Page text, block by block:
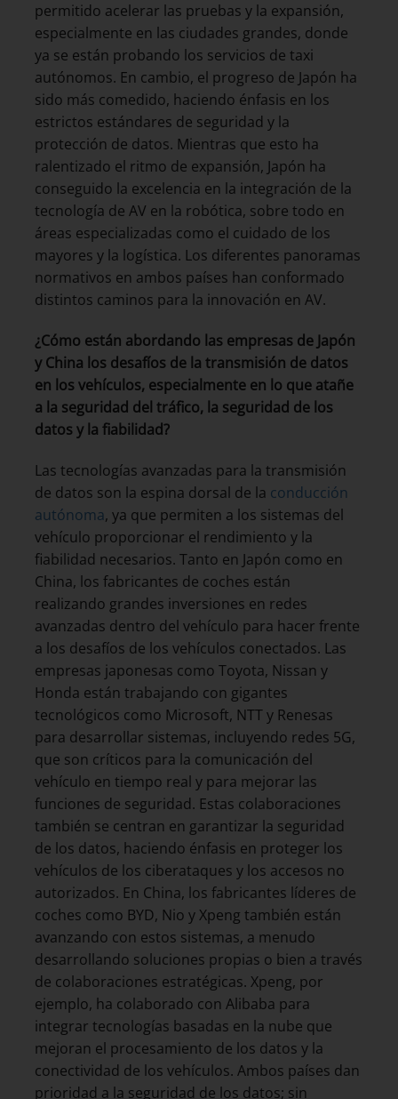
permitido acelerar las pruebas y la expansión,
especialmente en las ciudades grandes, donde
ya se están probando los servicios de taxi
autónomos. En cambio, el progreso de Japón ha
sido más comedido, haciendo énfasis en los
estrictos estándares de seguridad y la
protección de datos. Mientras que esto ha
ralentizado el ritmo de expansión, Japón ha
conseguido la excelencia en la integración de la
tecnología de AV en la robótica, sobre todo en
áreas especializadas como el cuidado de los
mayores y la logística. Los diferentes panoramas
normativos en ambos países han conformado
distintos caminos para la innovación en AV.
¿Cómo están abordando las empresas de Japón
y China los desafíos de la transmisión de datos
en los vehículos, especialmente en lo que atañe
a la seguridad del tráfico, la seguridad de los
datos y la fiabilidad?
Las tecnologías avanzadas para la transmisión
de datos son la espina dorsal de la conducción
autónoma, ya que permiten a los sistemas del
vehículo proporcionar el rendimiento y la
fiabilidad necesarios. Tanto en Japón como en
China, los fabricantes de coches están
realizando grandes inversiones en redes
avanzadas dentro del vehículo para hacer frente
a los desafíos de los vehículos conectados. Las
empresas japonesas como Toyota, Nissan y
Honda están trabajando con gigantes
tecnológicos como Microsoft, NTT y Renesas
para desarrollar sistemas, incluyendo redes 5G,
que son críticos para la comunicación del
vehículo en tiempo real y para mejorar las
funciones de seguridad. Estas colaboraciones
también se centran en garantizar la seguridad
de los datos, haciendo énfasis en proteger los
vehículos de los ciberataques y los accesos no
autorizados. En China, los fabricantes líderes de
coches como BYD, Nio y Xpeng también están
avanzando con estos sistemas, a menudo
desarrollando soluciones propias o bien a través
de colaboraciones estratégicas. Xpeng, por
ejemplo, ha colaborado con Alibaba para
integrar tecnologías basadas en la nube que
mejoran el procesamiento de los datos y la
conectividad de los vehículos. Ambos países dan
prioridad a la seguridad de los datos; sin